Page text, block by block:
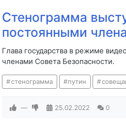
Стенограмма
постоянными
Глава государства в режиме
членами Совета Безопасности.
стенограмма путин
— 25.02.2022 0